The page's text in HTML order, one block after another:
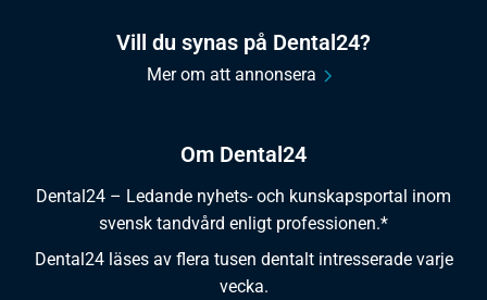
Om Dental24
Dental24 – Ledande nyhets- och kunskapsportal inom
svensk tandvård enligt professionen.*
Dental24 läses av flera tusen dentalt intresserade varje
vecka.
Vill du synas på Dental24?
Mer om att annonsera